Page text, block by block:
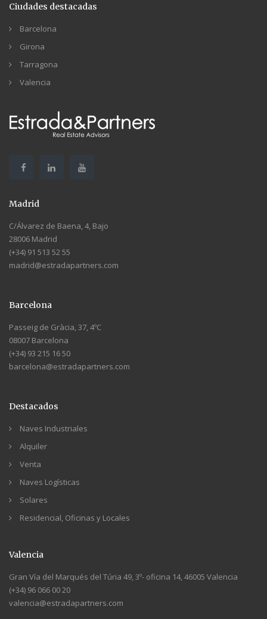
Ciudades destacadas
Barcelona
Girona
Tarragona
Valencia
Madrid
C/Álvarez de Baena, 4, Bajo
28006 Madrid
(+34) 91 513 52 55
madrid@estradapartners.com
Barcelona
Passeig de Gràcia, 37, 4ºC
08007 Barcelona
(+34) 93 215 16 50
barcelona@estradapartners.com
Destacados
Naves Industriales
Alquiler
Venta
Naves Logísticas
Solares
Residencial, Oficinas y Locales
Valencia
Gran Vía del Marqués del Túria 49, 3º- oficina 14, 46005 Valencia
(+34) 96 066 00 20
valencia@estradapartners.com